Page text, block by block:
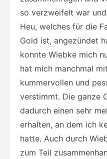
so verzweifelt war
Heu, welches für die
Gold ist, angezündet
konnte Wiebke mich
hat mich manchmal
kummervollen und
verstimmt. Die ganze
dadurch einen sehr
erhalten, an dem ich
hatte. Auch durch
zum Teil